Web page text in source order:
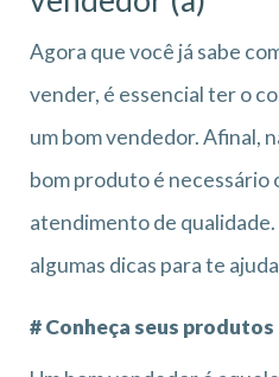
Agora que você já sabe
vender, é essencial ter o
um bom vendedor. Afinal,
bom produto é necessário
atendimento de qualidade.
algumas dicas para te
# Conheça seus produtos